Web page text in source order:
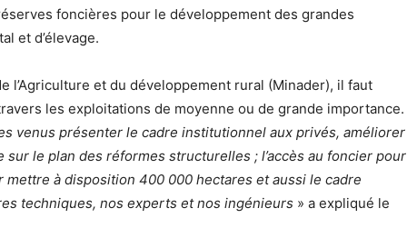
foncières pour le développement des grandes
et d’élevage.
l’Agriculture et du développement rural (Minader), il faut
les exploitations de moyenne ou de grande importance.
venus présenter le cadre institutionnel aux privés, améliorer
sur le plan des réformes structurelles ; l’accès au foncier pour
à disposition 400 000 hectares et aussi le cadre
techniques, nos experts et nos ingénieurs » a expliqué le